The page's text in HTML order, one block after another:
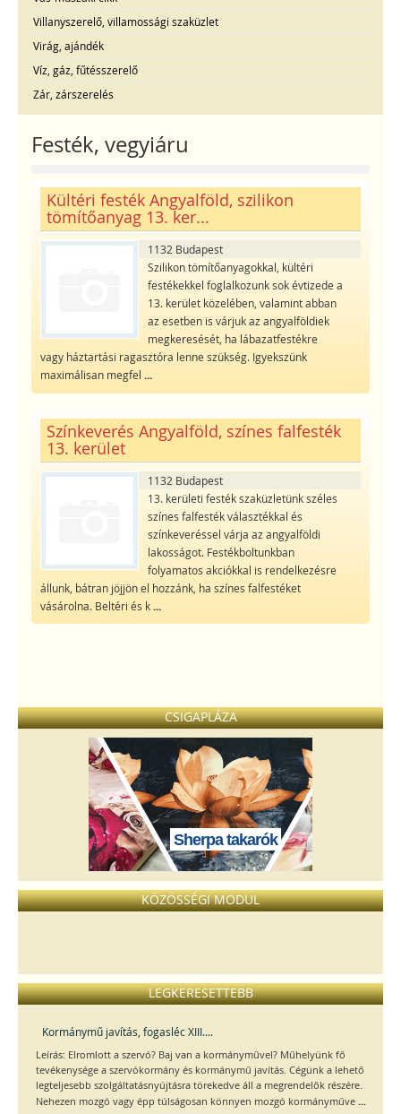
Villanyszerelő, villamossági szaküzlet
Virág, ajándék
Víz, gáz, fűtésszerelő
Zár, zárszerelés
Festék, vegyiáru
Kültéri festék Angyalföld, szilikon
tömítőanyag 13. ker...
1132 Budapest
Szilikon tömítőanyagokkal, kültéri
festékekkel foglalkozunk sok évtizede a
13. kerület közelében, valamint abban
az esetben is várjuk az angyalföldiek
megkeresését, ha lábazatfestékre
vagy háztartási ragasztóra lenne szükség. Igyekszünk
maximálisan megfel ...
Színkeverés Angyalföld, színes falfesték
13. kerület
1132 Budapest
13. kerületi festék szaküzletünk széles
színes falfesték választékkal és
színkeveréssel várja az angyalföldi
lakosságot. Festékboltunkban
folyamatos akciókkal is rendelkezésre
állunk, bátran jöjjön el hozzánk, ha színes falfestéket
vásárolna. Beltéri és k...
CSIGAPLÁZA
Sherpa takarók
KÖZÖSSÉGI MODUL
LEGKERESETTEBB
Kormánymű javítás, fogasléc XIII....
Leírás: Elromlott a szervó? Baj van a kormányművel? Műhelyünk fő
tevékenysége a szervókormány és kormánymű javítás. Cégünk a lehető
legteljesebb szolgáltatásnyújtásra törekedve áll a megrendelők részére.
Nehezen mozgó vagy épp túlságosan könnyen mozgó kormányműve ...